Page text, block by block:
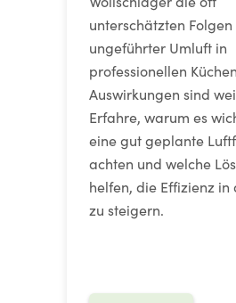
unterschätzten Folgen
ungeführter Umluft in
professionellen
Auswirkungen sind
Erfahre, warum es
eine gut geplante
achten und welche
helfen, die Effizienz in
zu steigern.